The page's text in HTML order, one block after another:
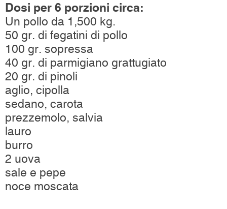
Dosi per 6 porzioni circa:
Un pollo da 1,500 kg.
50 gr. di fegatini di pollo
100 gr. sopressa
40 gr. di parmigiano grattugiato
20 gr. di pinoli
aglio, cipolla
sedano, carota
prezzemolo, salvia
lauro
burro
2 uova
sale e pepe
noce moscata